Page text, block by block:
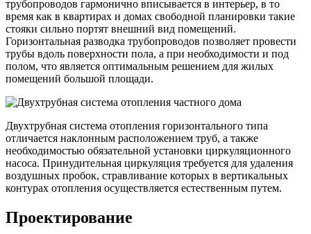
трубопроводов гармонично вписывается в интерьер, в то
время как в квартирах и домах свободной планировки такие
стояки сильно портят внешний вид помещений.
Горизонтальная разводка трубопроводов позволяет провести
трубы вдоль поверхности пола, а при необходимости и под
полом, что является оптимальным решением для жилых
помещений большой площади.
Двухтрубная система отопления горизонтального типа
отличается наклонным расположением труб, а также
необходимостью обязательной установки циркуляционного
насоса. Принудительная циркуляция требуется для удаления
воздушных пробок, стравливание которых в вертикальных
контурах отопления осуществляется естественным путем.
Проектирование